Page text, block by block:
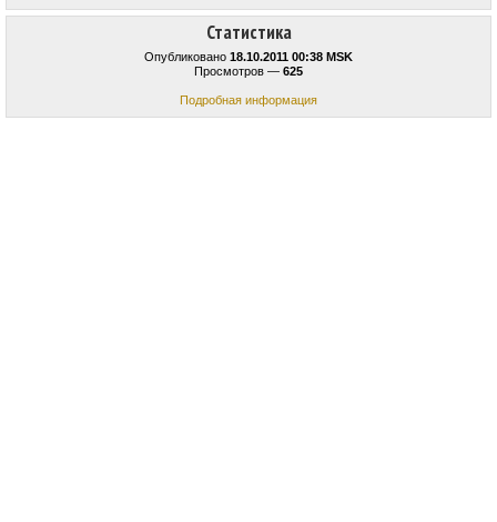
Статистика
Опубликовано 18.10.2011 00:38 MSK
Просмотров — 625
Подробная информация